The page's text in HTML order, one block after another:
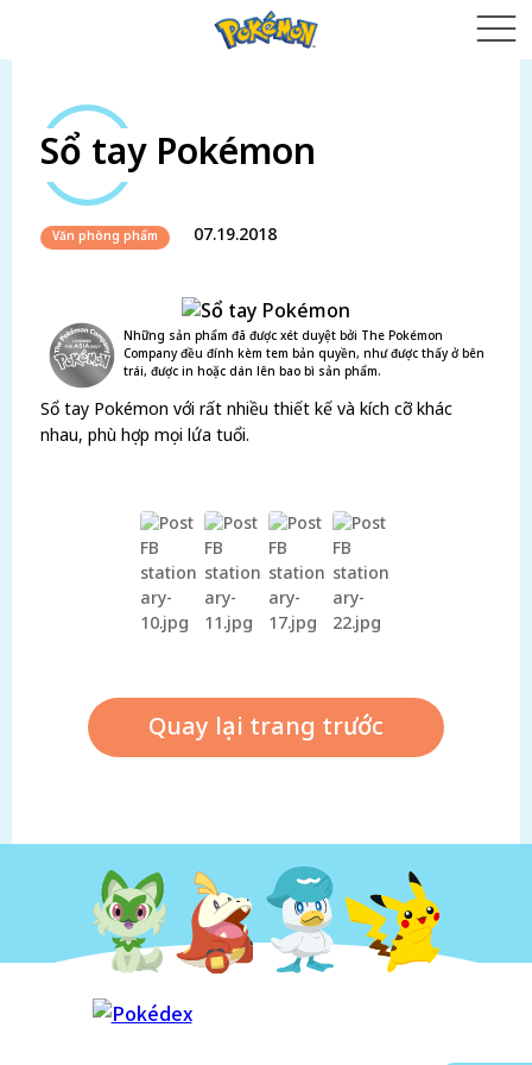
Sổ tay Pokémon
Văn phòng phẩm 07.19.2018
Những sản phẩm đã được xét duyệt bởi The Pokémon
Company đều đính kèm tem bản quyền, như được thấy ở bên
trái, được in hoặc dán lên bao bì sản phẩm.
Sổ tay Pokémon với rất nhiều thiết kế và kích cỡ khác
nhau, phù hợp mọi lứa tuổi.
Quay lại trang trước